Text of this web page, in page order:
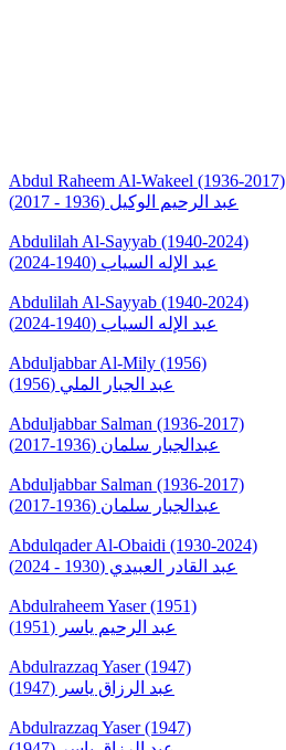
Abdul Raheem Al-Wakeel (1936-2017)
عبد الرحيم الوكيل (1936 - 2017)
Abdulilah Al-Sayyab (1940-2024)
عبد الإله السياب (1940-2024)
Abdulilah Al-Sayyab (1940-2024)
عبد الإله السياب (1940-2024)
Abduljabbar Al-Mily (1956)
عبد الجبار الملي (1956)
Abduljabbar Salman (1936-2017)
عبدالجبار سلمان (1936-2017)
Abduljabbar Salman (1936-2017)
عبدالجبار سلمان (1936-2017)
Abdulqader Al-Obaidi (1930-2024)
عبد القادر العبيدي (1930 - 2024)
Abdulraheem Yaser (1951)
عبد الرحيم ياسر (1951)
Abdulrazzaq Yaser (1947)
عبد الرزاق ياسر (1947)
Abdulrazzaq Yaser (1947)